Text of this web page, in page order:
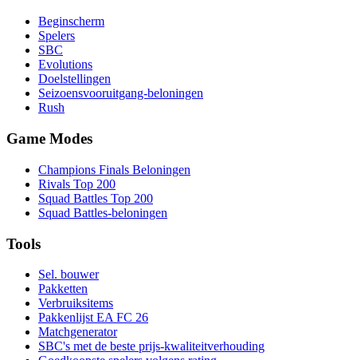
Beginscherm
Spelers
SBC
Evolutions
Doelstellingen
Seizoensvooruitgang-beloningen
Rush
Game Modes
Champions Finals Beloningen
Rivals Top 200
Squad Battles Top 200
Squad Battles-beloningen
Tools
Sel. bouwer
Pakketten
Verbruiksitems
Pakkenlijst EA FC 26
Matchgenerator
SBC's met de beste prijs-kwaliteitverhouding